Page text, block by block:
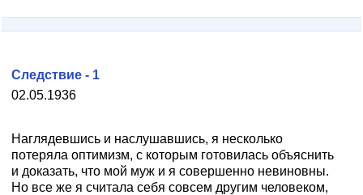
02.05.1936
Следствие - 1
Наглядевшись и наслушавшись, я несколько
потеряла оптимизм, с которым готовилась объяснить
и доказать, что мой муж и я совершенно невиновны.
Но все же я считала себя совсем другим человеком,